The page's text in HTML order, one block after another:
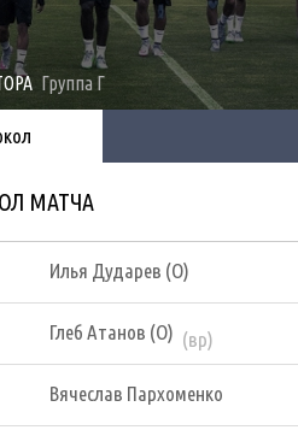
Группа Г
МАТЧА
Илья Дударев (О)
Глеб Атанов (О) (вр)
Вячеслав Пархоменко